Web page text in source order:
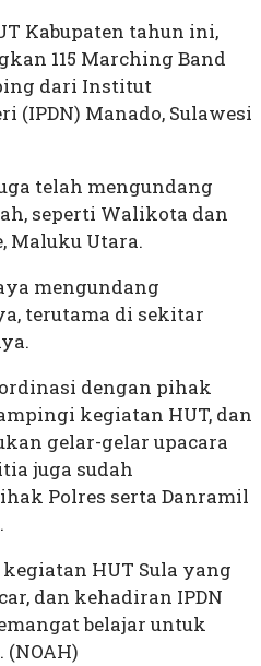
Kabupaten tahun ini,
115 Marching Band
dari Institut
(IPDN) Manado, Sulawesi
telah mengundang
seperti Walikota dan
Maluku Utara.
mengundang
terutama di sekitar
dengan pihak
kegiatan HUT, dan
gelar-gelar upacara
juga sudah
Polres serta Danramil
HUT Sula yang
dan kehadiran IPDN
belajar untuk
(NOAH)